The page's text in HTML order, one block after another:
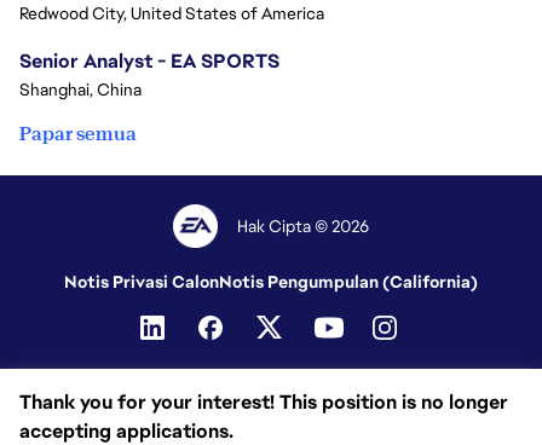
Thank you for your interest! This position is no longer
accepting applications.
Redwood City, United States of America
Senior Analyst - EA SPORTS
Shanghai, China
Papar semua
Hak Cipta © 2026
Notis Privasi CalonNotis Pengumpulan (California)